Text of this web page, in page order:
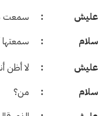
عليش : سمعت
سلام : سمعتها
عليش : لا أظن
سلام : من؟